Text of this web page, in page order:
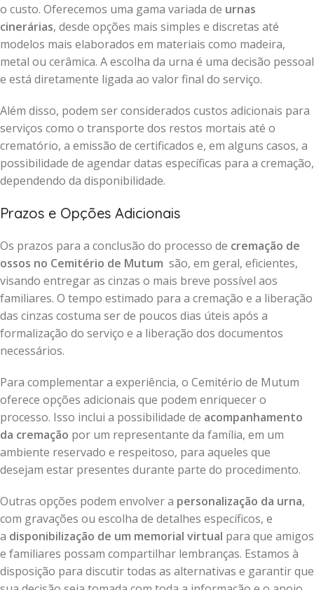
o custo. Oferecemos uma gama variada de urnas
cinerárias, desde opções mais simples e discretas até
modelos mais elaborados em materiais como madeira,
metal ou cerâmica. A escolha da urna é uma decisão pessoal
e está diretamente ligada ao valor final do serviço.
Além disso, podem ser considerados custos adicionais para
serviços como o transporte dos restos mortais até o
crematório, a emissão de certificados e, em alguns casos, a
possibilidade de agendar datas específicas para a cremação,
dependendo da disponibilidade.
Prazos e Opções Adicionais
Os prazos para a conclusão do processo de cremação de
ossos no Cemitério de Mutum são, em geral, eficientes,
visando entregar as cinzas o mais breve possível aos
familiares. O tempo estimado para a cremação e a liberação
das cinzas costuma ser de poucos dias úteis após a
formalização do serviço e a liberação dos documentos
necessários.
Para complementar a experiência, o Cemitério de Mutum
oferece opções adicionais que podem enriquecer o
processo. Isso inclui a possibilidade de acompanhamento
da cremação por um representante da família, em um
ambiente reservado e respeitoso, para aqueles que
desejam estar presentes durante parte do procedimento.
Outras opções podem envolver a personalização da urna,
com gravações ou escolha de detalhes específicos, e
a disponibilização de um memorial virtual para que amigos
e familiares possam compartilhar lembranças. Estamos à
disposição para discutir todas as alternativas e garantir que